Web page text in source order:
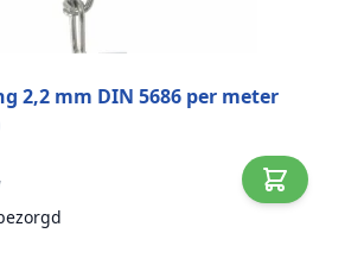
2,2 mm DIN 5686 per meter